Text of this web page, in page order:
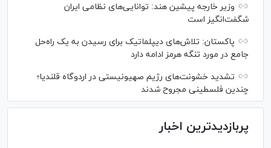
وزیر خارجه پیشین هند: توانایی‌های نظامی ایران
شگفت‌انگیز است
پاکستان: تلاش‌های دیپلماتیک برای رسیدن به یک راه‌حل
جامع در مورد تنگه هرمز ادامه دارد
تشدید خشونت‌های رژیم صهیونیستی در اردوگاه قلندیا؛
چندین فلسطینی مجروح شدند
پربازدیدترین اخبار